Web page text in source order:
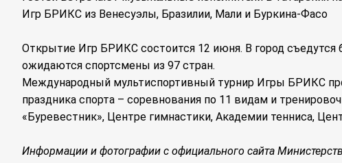
Игр БРИКС из Венесуэлы, Бразилии, Мали и Буркина-Фасо
Открытие Игр БРИКС состоится 12 июня. В город съедутся
ожидаются спортсмены из 97 стран.
Международный мультиспортивный турнир Игры БРИКС
праздника спорта – соревнования по 11 видам и
«Буревестник», Центре гимнастики, Академии тенниса,
Информации и фотографии с официального сайта